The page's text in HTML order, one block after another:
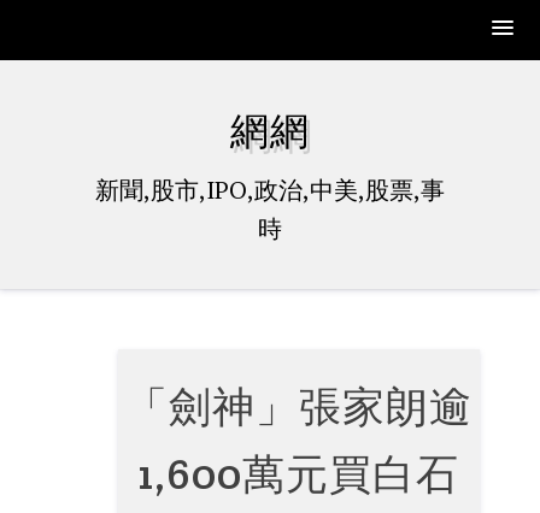
網網
新聞,股市,IPO,政治,中美,股票,事
時
「劍神」張家朗逾
1,600萬元買白石